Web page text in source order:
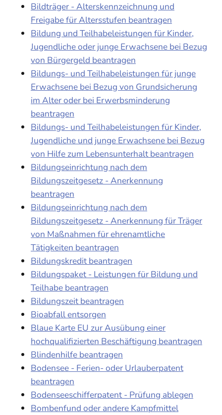
Bildträger - Alterskennzeichnung und
Freigabe für Altersstufen beantragen
Bildung und Teilhabeleistungen für Kinder,
Jugendliche oder junge Erwachsene bei Bezug
von Bürgergeld beantragen
Bildungs- und Teilhabeleistungen für junge
Erwachsene bei Bezug von Grundsicherung
im Alter oder bei Erwerbsminderung
beantragen
Bildungs- und Teilhabeleistungen für Kinder,
Jugendliche und junge Erwachsene bei Bezug
von Hilfe zum Lebensunterhalt beantragen
Bildungseinrichtung nach dem
Bildungszeitgesetz - Anerkennung
beantragen
Bildungseinrichtung nach dem
Bildungszeitgesetz - Anerkennung für Träger
von Maßnahmen für ehrenamtliche
Tätigkeiten beantragen
Bildungskredit beantragen
Bildungspaket - Leistungen für Bildung und
Teilhabe beantragen
Bildungszeit beantragen
Bioabfall entsorgen
Blaue Karte EU zur Ausübung einer
hochqualifizierten Beschäftigung beantragen
Blindenhilfe beantragen
Bodensee - Ferien- oder Urlauberpatent
beantragen
Bodenseeschifferpatent - Prüfung ablegen
Bombenfund oder andere Kampfmittel